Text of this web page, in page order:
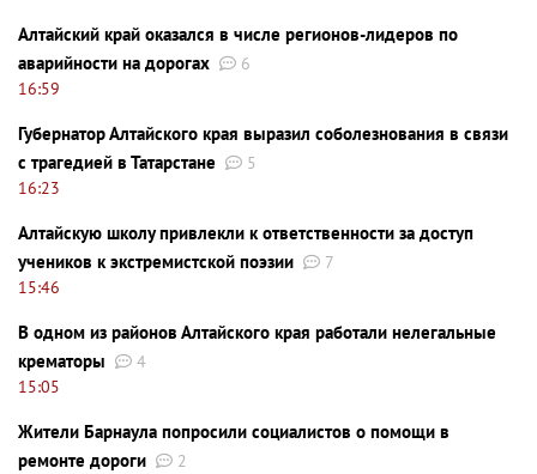
Алтайский край оказался в числе регионов-лидеров по
аварийности на дорогах
6
16:59
Губернатор Алтайского края выразил соболезнования в связи
с трагедией в Татарстане
5
16:23
Алтайскую школу привлекли к ответственности за доступ
учеников к экстремистской поэзии
7
15:46
В одном из районов Алтайского края работали нелегальные
крематоры
4
15:05
Жители Барнаула попросили социалистов о помощи в
ремонте дороги
2